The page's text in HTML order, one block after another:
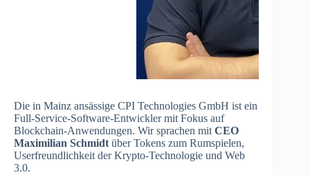
Die in Mainz ansässige CPI Technologies GmbH ist ein
Full-Service-Software-Entwickler mit Fokus auf
Blockchain-Anwendungen. Wir sprachen mit CEO
Maximilian Schmidt über Tokens zum Rumspielen,
Userfreundlichkeit der Krypto-Technologie und Web
3.0.